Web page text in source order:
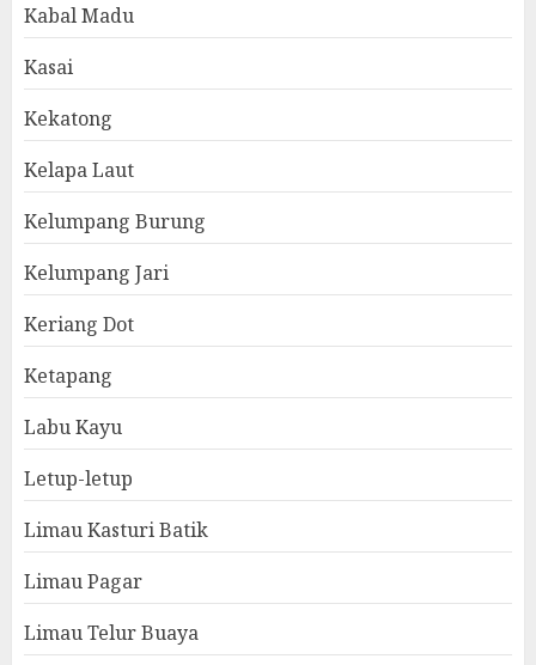
Kabal Madu
Kasai
Kekatong
Kelapa Laut
Kelumpang Burung
Kelumpang Jari
Keriang Dot
Ketapang
Labu Kayu
Letup-letup
Limau Kasturi Batik
Limau Pagar
Limau Telur Buaya